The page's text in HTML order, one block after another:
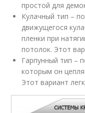
простой для
Кулачный тип –
движущегося
пленки при
потолок. Этот
Гарпунный тип –
которым он
Этот вариант